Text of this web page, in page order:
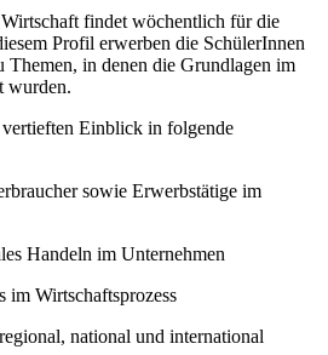
findet wöchentlich für die
Profil erwerben die SchülerInnen
Themen, in denen die Grundlagen im
wurden.
vertieften Einblick in folgende
sowie Erwerbstätige im
Handeln im Unternehmen
im Wirtschaftsprozess
national und international